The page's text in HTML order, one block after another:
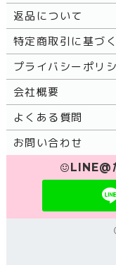
返品について
特定商取引に基づ
プライバシーポリ
会社概要
よくある質問
お問い合わせ
LINE@